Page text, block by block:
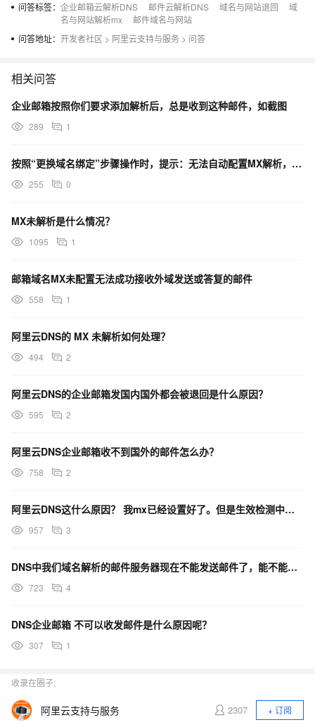
问答标签： 企业邮箱云解析DNS 邮件云解析DNS 域名与网站退回
域
名与网站解析mx
邮件域名与网站
问答地址： 开发者社区 > 阿里云支持与服务 > 问答
相关问答
企业邮箱按照你们要求添加解析后，总是收到这种邮件，如截图
289 1
按照“更换域名绑定”步骤操作时，提示：无法自动配置MX解析，请您稍后手动配置，如何设置？
255 0
MX未解析是什么情况？
1095 1
邮箱域名MX未配置无法成功接收外域发送或答复的邮件
558 1
阿里云DNS的 MX 未解析如何处理？
494 2
阿里云DNS的企业邮箱发国内国外都会被退回是什么原因？
595 2
阿里云DNS企业邮箱收不到国外的邮件怎么办？
758 2
阿里云DNS这什么原因？ 我mx已经设置好了。但是生效检测中未通过怎么办啊？
957 3
DNS中我们域名解析的邮件服务器现在不能发送邮件了，能不能看下解析这边有没有问题？
723 4
DNS企业邮箱 不可以收发邮件是什么原因呢？
307 1
收录在圈子:
阿里云支持与服务 2307
+ 订阅